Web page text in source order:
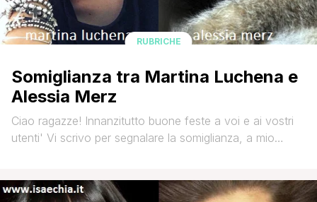
RUBRICHE
Somiglianza tra Martina Luchena e
Alessia Merz
Ciao ragazze! Innanzitutto buone feste a voi e ai vostri
utenti' Vi scrivo per segnalare la somiglianza, a mio
Che ne pensate?